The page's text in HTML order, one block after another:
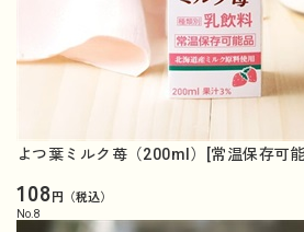
よつ葉ミルク苺（200ml）[常温保存可能
108円（税込）
No. 8